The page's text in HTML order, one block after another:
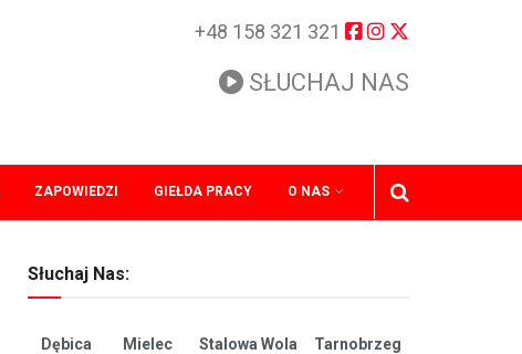
+48 158 321 321
SŁUCHAJ NAS
ZAPOWIEDZI GIEŁDA PRACY O NAS
Słuchaj Nas:
Dębica Mielec Stalowa Wola
Tarnobrzeg